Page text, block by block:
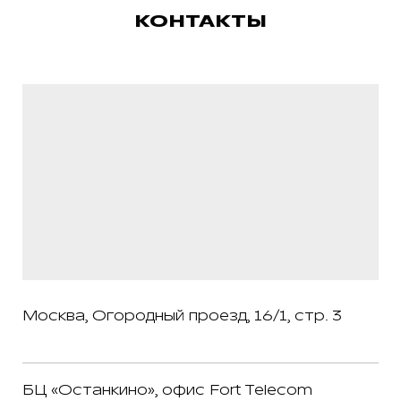
КОНТАКТЫ
Москва, Огородный проезд, 16/1, стр. 3
БЦ «Останкино», офис Fort Telecom